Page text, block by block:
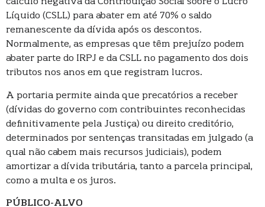
cálculo negativa da Contribuição Social sobre o Lucro
Líquido (CSLL) para abater em até 70% o saldo
remanescente da dívida após os descontos.
Normalmente, as empresas que têm prejuízo podem
abater parte do IRPJ e da CSLL no pagamento dos dois
tributos nos anos em que registram lucros.
A portaria permite ainda que precatórios a receber
(dívidas do governo com contribuintes reconhecidas
definitivamente pela Justiça) ou direito creditório,
determinados por sentenças transitadas em julgado (a
qual não cabem mais recursos judiciais), podem
amortizar a dívida tributária, tanto a parcela principal,
como a multa e os juros.
PÚBLICO-ALVO